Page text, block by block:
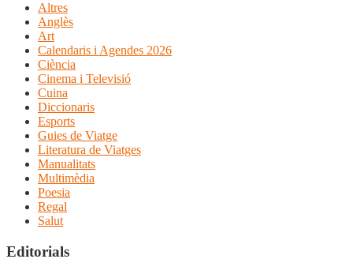
Altres
Anglès
Art
Calendaris i Agendes 2026
Ciència
Cinema i Televisió
Cuina
Diccionaris
Esports
Guies de Viatge
Literatura de Viatges
Manualitats
Multimèdia
Poesia
Regal
Salut
Editorials